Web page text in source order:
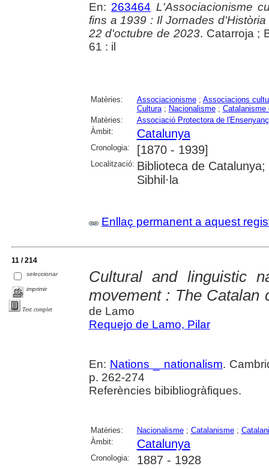
En: 263464 L'Associacionisme
fins a 1939 : Il Jornades
22 d'octubre de 2023. Catarroja ;
61 : il
Matèries: Associacionisme; Associacions
Cultura; Nacionalisme; Catalanisme
Matèries:
Associació Protectora de
Àmbit:
Catalunya
Cronologia: [1870 - 1939]
Localització: Biblioteca de
Sibhil·la
Enllaç permanent a aquest
11 / 214
seleccionar
imprimir
Text complet
Cultural and linguistic
movement : The Catalan
de Lamo
Requejo de Lamo, Pilar
En: Nations _ nationalism.
p. 262-274
Referències bibibliogràfiques.
Matèries: Nacionalisme; Catalanisme;
Àmbit:
Catalunya
Cronologia: 1887 - 1928